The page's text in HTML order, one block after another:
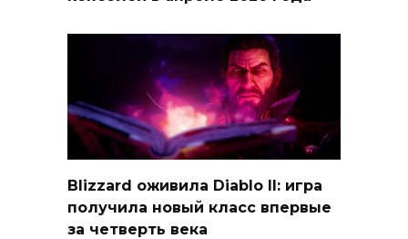
Blizzard оживила Diablo II: игра
получила новый класс впервые
за четверть века